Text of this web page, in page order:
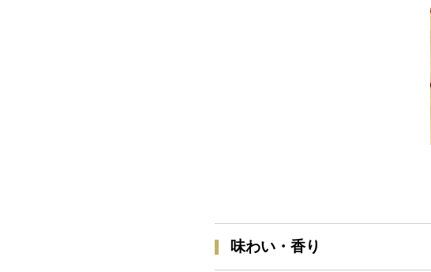
味わい・香り